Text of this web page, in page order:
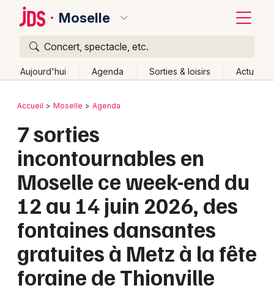
Moselle
Concert, spectacle, etc.
Aujourd'hui Agenda Sorties & loisirs Actu
Publier un événement
Grands événements
Activité & Expérience
Manifestations
Foires & salons
Bordeaux
Colmar
Lille
Lyon
Marseille
Mulhouse
Montpellier
Retour
Accueil Moselle Agenda
7 sorties
incontournables en
Moselle ce week-end du
12 au 14 juin 2026, des
fontaines dansantes
gratuites à Metz à la fête
foraine de Thionville
Quoi ?
Où ?
Changer de lieu
Quand ?
Effacer les dates
Aujourd'hui
Demain Ce week-end Autre